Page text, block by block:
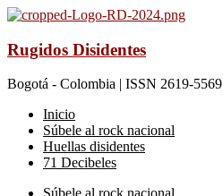
Rugidos Disidentes
Bogotá - Colombia | ISSN 2619-5569
Inicio
Súbele al rock nacional
Huellas disidentes
71 Decibeles